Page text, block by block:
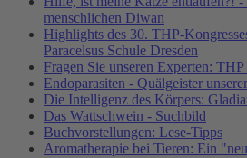
menschlichen Diwan
Highlights des 30. THP-
Paracelsus Schule Dresden
Fragen Sie unseren Experten:
Endoparasiten - Quälgeister
Die Intelligenz des Körpers:
Das Wattschwein - Suchbild
Buchvorstellungen: Lese-Tipps
Aromatherapie bei Tieren: Ein